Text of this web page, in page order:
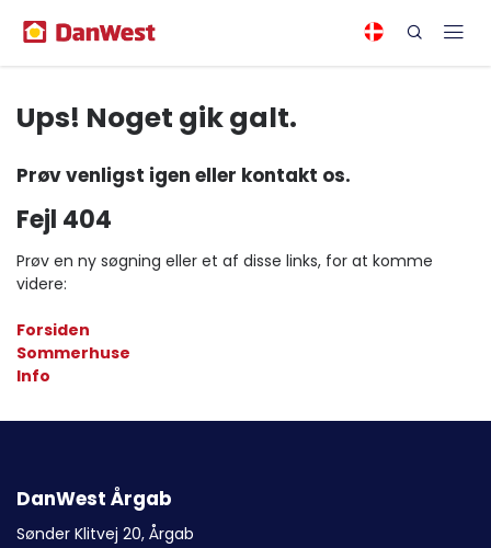
Ups! Noget gik galt.
Prøv venligst igen eller kontakt os.
Fejl 404
Prøv en ny søgning eller et af disse links, for at komme
videre:
Forsiden
Sommerhuse
Info
DanWest Årgab
Sønder Klitvej 20, Årgab